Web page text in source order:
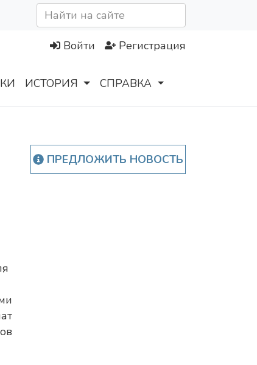
Войти Регистрация
ИСТОРИЯ СПРАВКА
ПРЕДЛОЖИТЬ НОВОСТЬ